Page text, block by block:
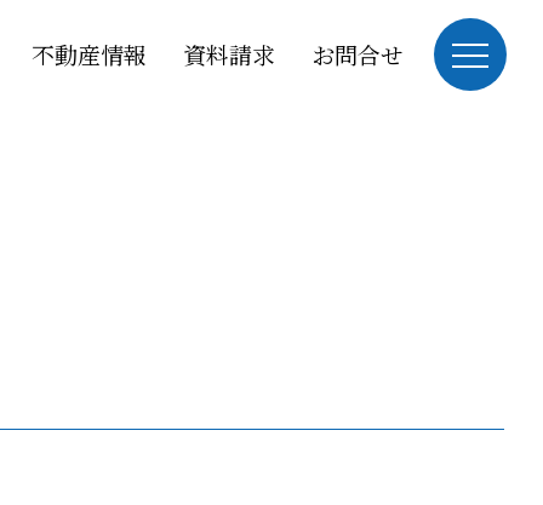
不動産情報 資料請求 お問合せ